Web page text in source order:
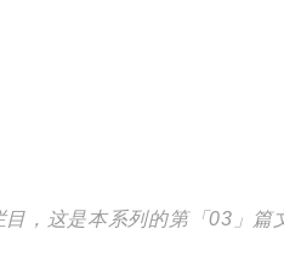
，这是本系列的第「03」篇